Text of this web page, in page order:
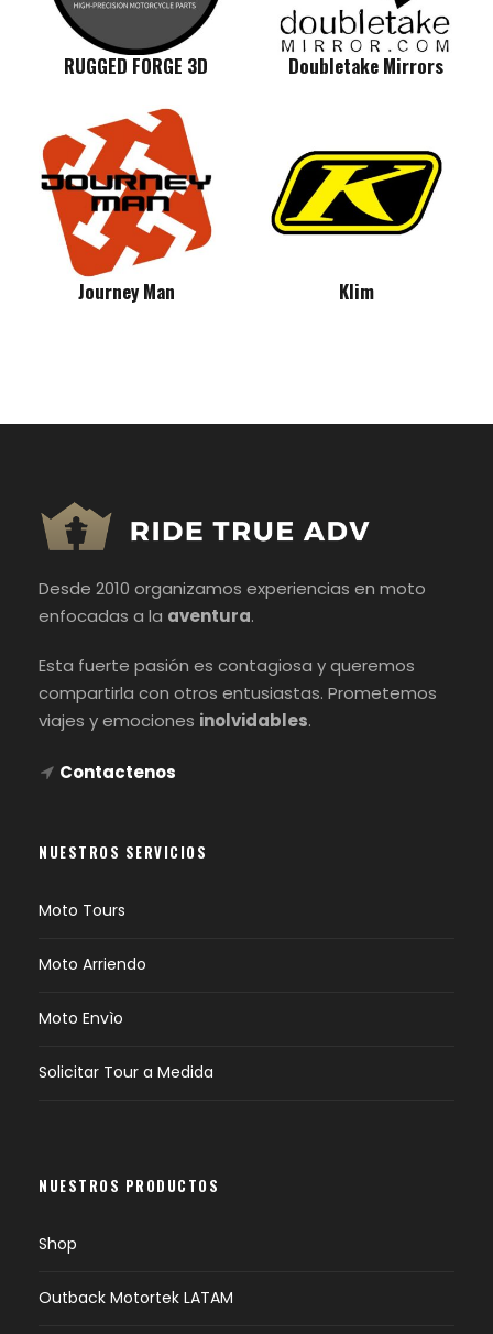
RUGGED FORGE 3D Doubletake Mirrors
Journey Man Klim
Desde 2010 organizamos experiencias en moto
enfocadas a la aventura.
Esta fuerte pasión es contagiosa y queremos
compartirla con otros entusiastas. Prometemos
viajes y emociones inolvidables.
Contactenos
NUESTROS SERVICIOS
Moto Tours
Moto Arriendo
Moto Envìo
Solicitar Tour a Medida
NUESTROS PRODUCTOS
Shop
Outback Motortek LATAM